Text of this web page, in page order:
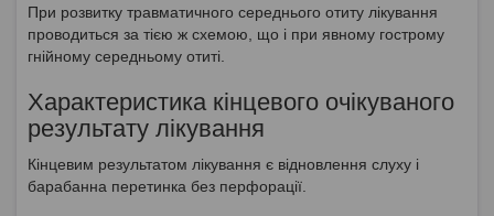
При розвитку травматичного середнього отиту лікування
проводиться за тією ж схемою, що і при явному гострому
гнійному середньому отиті.
Характеристика кінцевого очікуваного
результату лікування
Кінцевим результатом лікування є відновлення слуху і
барабанна перетинка без перфорації.